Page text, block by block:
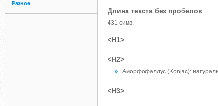
Разное
Длина текста без пробелов
431 симв.
<H1>
<H2>
Аморфофаллус (Konjac):
<H3>